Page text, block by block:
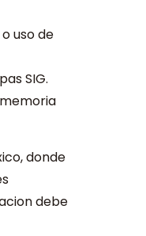
uso de
SIG.
donde
debe